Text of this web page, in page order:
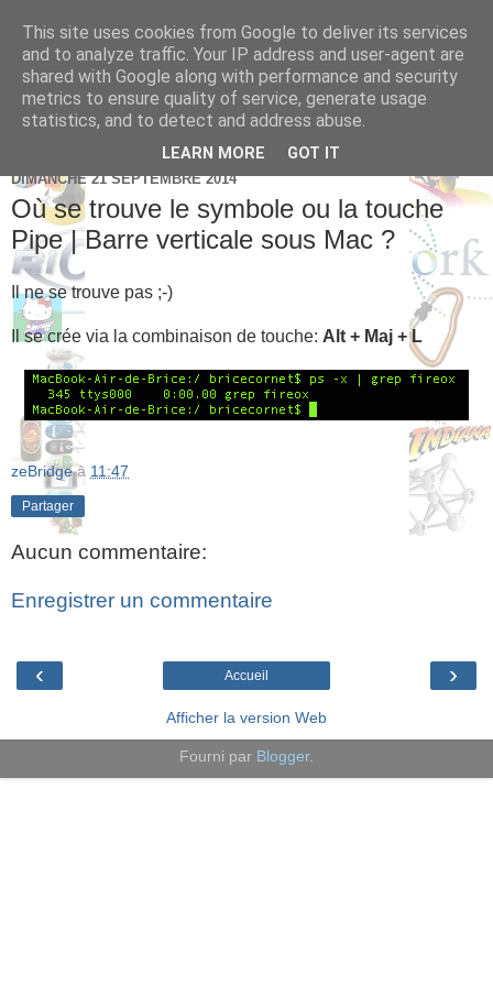
Brice Cornet: serial
entrepreneur hédoniste
DIMANCHE 21 SEPTEMBRE 2014
Où se trouve le symbole ou la touche
Pipe | Barre verticale sous Mac ?
Il ne se trouve pas ;-)
Il se crée via la combinaison de touche: Alt + Maj + L
zeBridge à 11:47
Partager
Aucun commentaire:
Enregistrer un commentaire
‹ ›
Accueil
Afficher la version Web
Fourni par Blogger.
This site uses cookies from Google to deliver its services
and to analyze traffic. Your IP address and user-agent are
shared with Google along with performance and security
metrics to ensure quality of service, generate usage
statistics, and to detect and address abuse.
LEARN MORE GOT IT